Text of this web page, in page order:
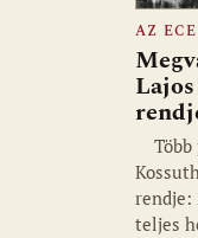
AZ
Több
rendje:
teljes